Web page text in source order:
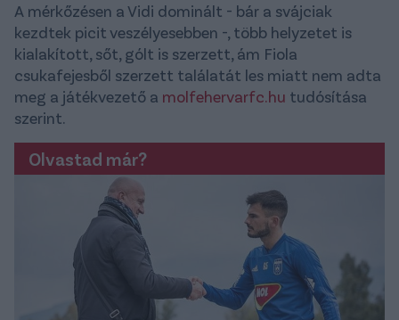
A mérkőzésen a Vidi dominált - bár a svájciak
kezdtek picit veszélyesebben -, több helyzetet is
kialakított, sőt, gólt is szerzett, ám Fiola
csukafejesből szerzett találatát les miatt nem adta
meg a játékvezető a molfehervarfc.hu tudósítása
szerint.
Olvastad már?